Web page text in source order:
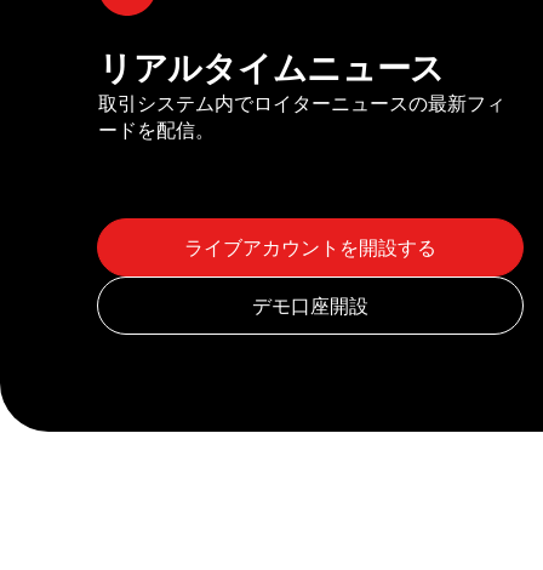
リアルタイムニュース
取引システム内でロイターニュースの最新フィ
ードを配信。